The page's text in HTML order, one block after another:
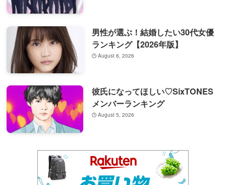
男性が選ぶ！結婚したい30代女優
ランキング【2026年版】
August 6, 2026
彼氏になってほしい♡SixTONES
メンバーランキング
August 5, 2026